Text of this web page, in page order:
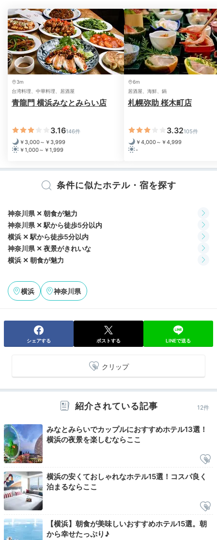
お部屋からみえる夜景に癒されます。これぞ、みなとみ
らい♪といった観覧車や高層ビル群のイルミネーション
のきらめきに気分もあがります。夜景ビューのお部屋な
らより、ロマンティックな気分に浸れます。
marumi__ohitori
楽を聴きました。ライブ後の余韻に浸って、非日常を存
分に味わうことができました。
+2
Breakfast
08:00
眺めのいい場所で
美味しい朝食を。
朝食はダイニング＆バー「ベイサイド」でビュッフェを
どうぞ。サラダ、パン、和惣菜、デザートなど約40種
類の料理が味わえます。横浜名物のシュウマイやナポリ
タンもあり。焼魚や納豆などの和食メニューも充実して
3m
台湾料理、中華料理、居酒屋
青龍門 横浜みなとみらい店
3.16146件
￥3,000～￥3,999
￥1,000～￥1,999
6m
居酒屋、海鮮、鍋
札幌弥助 桜木町店
3.32105件
￥4,000～￥4,999
-
条件に似たホテル・宿を探す
神奈川県 ✕ 朝食が魅力
神奈川県 ✕ 駅から徒歩5分以内
横浜 ✕ 駅から徒歩5分以内
神奈川県 ✕ 夜景がきれいな
横浜 ✕ 朝食が魅力
横浜 神奈川県
シェアする ポストする LINEで送る
クリップ
紹介されている記事 12件
みなとみらいでカップルにおすすめホテル13選！
横浜の夜景を楽しむならここ
横浜の安くておしゃれなホテル15選！コスパ良く
泊まるならここ
【横浜】朝食が美味しいおすすめホテル15選。朝
から幸せたっぷり♪